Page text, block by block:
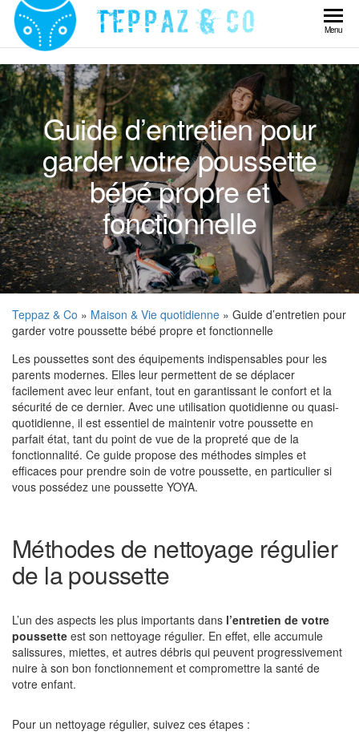
Skip
content
Teppaz
& Co
Menu
Guide d’entretien pour
garder votre poussette
bébé propre et
fonctionnelle
Teppaz & Co » Maison & Vie quotidienne » Guide d’entretien pour
garder votre poussette bébé propre et fonctionnelle
Les poussettes sont des équipements indispensables pour les
parents modernes. Elles leur permettent de se déplacer
facilement avec leur enfant, tout en garantissant le confort et la
sécurité de ce dernier. Avec une utilisation quotidienne ou quasi-
quotidienne, il est essentiel de maintenir votre poussette en
parfait état, tant du point de vue de la propreté que de la
fonctionnalité. Ce guide propose des méthodes simples et
efficaces pour prendre soin de votre poussette, en particulier si
vous possédez une poussette YOYA.
Méthodes de nettoyage régulier
de la poussette
L’un des aspects les plus importants dans l’entretien de votre
poussette est son nettoyage régulier. En effet, elle accumule
salissures, miettes, et autres débris qui peuvent progressivement
nuire à son bon fonctionnement et compromettre la santé de
votre enfant.
Pour un nettoyage régulier, suivez ces étapes :